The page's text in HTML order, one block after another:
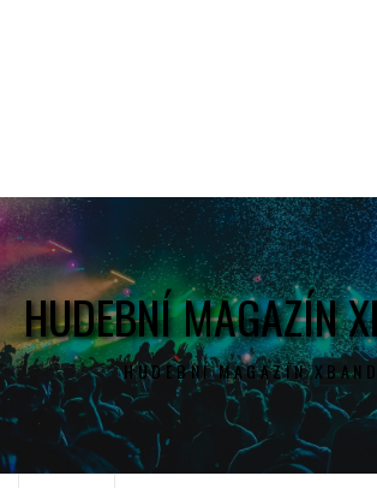
HUDEBNÍ MAGAZÍN
HUDEBNÍ MAGAZÍN